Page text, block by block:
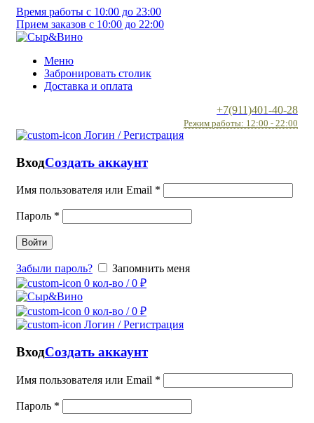
Время работы с 10:00 до 23:00
Прием заказов с 10:00 до 22:00
Меню
Забронировать столик
Доставка и оплата
+7(911)401-40-28
Режим работы: 12:00 - 22:00
Логин / Регистрация
ВходСоздать аккаунт
Имя пользователя или Email *
Пароль *
Войти
Забыли пароль?
Запомнить меня
0 кол-во / 0 ₽
0 кол-во / 0 ₽
Логин / Регистрация
ВходСоздать аккаунт
Имя пользователя или Email *
Пароль *